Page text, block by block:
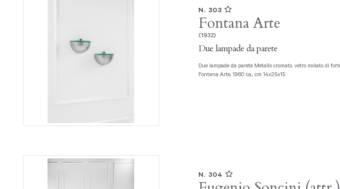
N. 303
Fontana Arte
(1932)
Due lampade da parete
Due lampade da parete Metallo cromato, vetro molato di forte spessore. Prod.
Fontana Arte, 1960 ca., cm 14x25x15
N. 304